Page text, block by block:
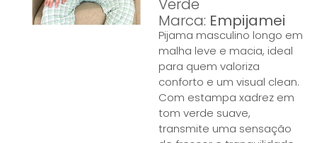
Verde
Marca: Empijamei
Pijama masculino longo em
malha leve e macia, ideal
para quem valoriza
conforto e um visual clean.
Com estampa xadrez em
tom verde suave,
transmite uma sensação